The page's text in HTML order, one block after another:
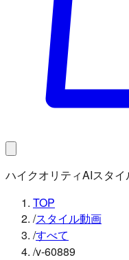
ハイクオリティAIスタイ
TOP
/スタイル動画
/すべて
/v-60889